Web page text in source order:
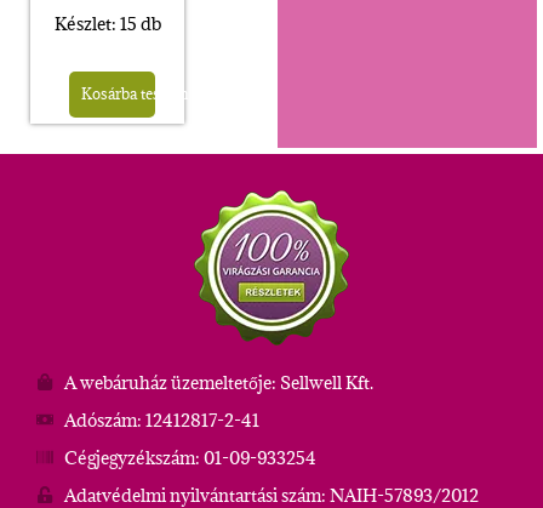
Készlet: 15 db
Kosárba teszem
A webáruház üzemeltetője: Sellwell Kft.
Adószám: 12412817-2-41
Cégjegyzékszám: 01-09-933254
Adatvédelmi nyilvántartási szám: NAIH-57893/2012